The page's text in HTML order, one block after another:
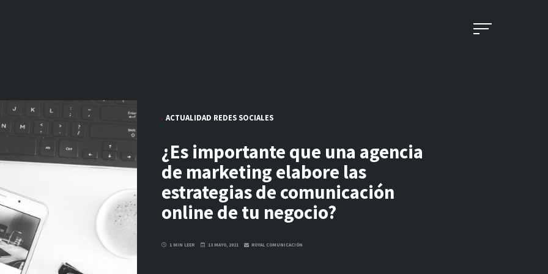
ACTUALIDAD REDES SOCIALES
¿Es importante que una agencia
de marketing elabore las
estrategias de comunicación
online de tu negocio?
1 MIN LEER 13 MAYO, 2021 ROYAL COMUNICACIÓN